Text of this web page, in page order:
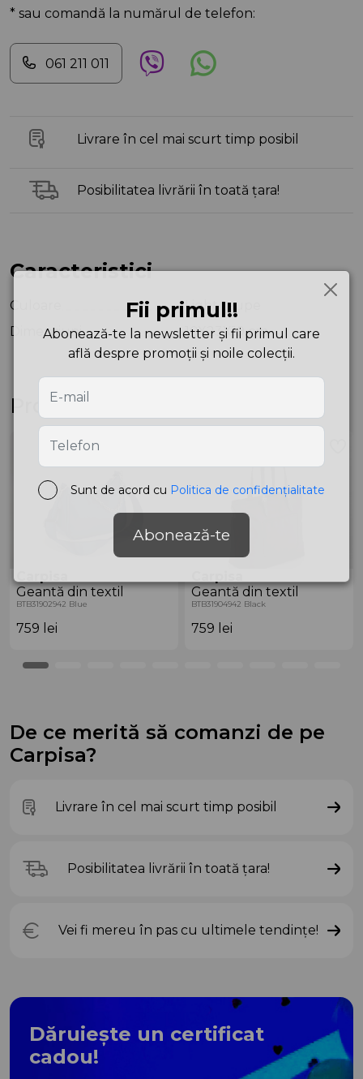
* sau comandă la numărul de telefon:
061 211 011
Livrare în cel mai scurt timp posibil
Posibilitatea livrării în toată țara!
Caracteristici
Culoare
Light taupe
Dimensiuni
10X23X19 cm
Produse asemănătoare
Geantă din textil
BTB31902942 Blue
759 lei
Geantă din textil
BTB31904942 Black
759 lei
De ce merită să comanzi de pe
Carpisa?
Livrare în cel mai scurt timp posibil
Posibilitatea livrării în toată țara!
Vei fi mereu în pas cu ultimele tendințe!
Dăruiește un certificat
cadou!
Fii primul!!
Abonează-te la newsletter și fii primul care
află despre promoții și noile colecții.
Sunt de acord cu Politica de confidențialitate
Abonează-te